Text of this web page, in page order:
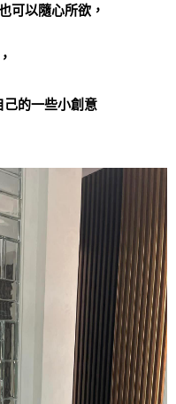
可以隨心所欲，
己的一些小創意